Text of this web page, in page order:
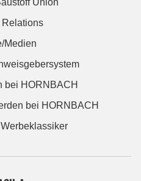
Union
Relations
Medien
bei HORNBACH
bei HORNBACH